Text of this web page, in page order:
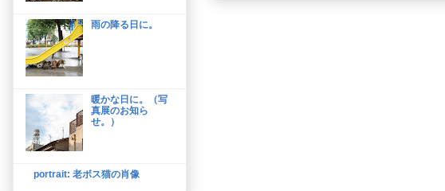
雨の降る日に。
暖かな日に。（写
真展のお知ら
せ。）
portrait: 老ボス猫の肖像